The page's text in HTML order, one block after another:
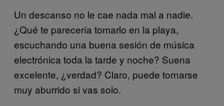
Un descanso no le cae nada mal a nadie.
¿Qué te parecería tomarlo en la playa,
escuchando una buena sesión de música
electrónica toda la tarde y noche? Suena
excelente, ¿verdad? Claro, puede tornarse
muy aburrido si vas solo.